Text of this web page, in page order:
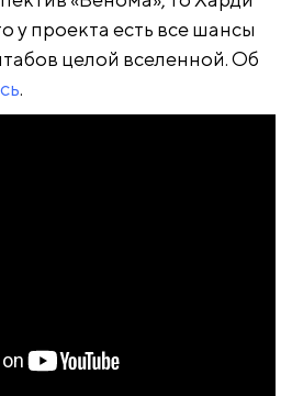
у проекта есть все шансы
целой вселенной. Об
.